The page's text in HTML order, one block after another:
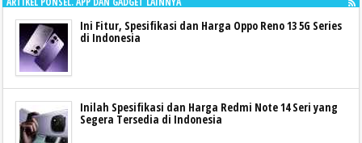
Ini Fitur, Spesifikasi dan Harga Oppo Reno 13 5G Series
di Indonesia
Inilah Spesifikasi dan Harga Redmi Note 14 Seri yang
Segera Tersedia di Indonesia